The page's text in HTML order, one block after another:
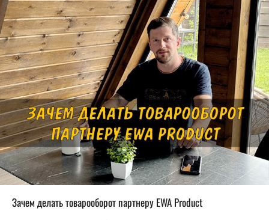
Зачем делать товарооборот партнеру EWA Product